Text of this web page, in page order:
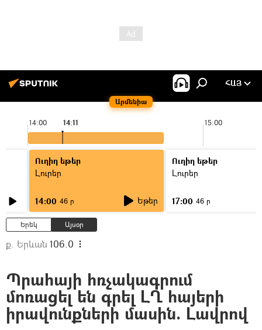
Արմենիա
ՀԱՅ
14:00 15:00
14:11
Ուղիղ եթեր
Լուրեր
14:00 46 ր Եթեր
Ուղիղ եթեր
Լուրեր
17:00 46 ր
Երեկ Այսօր
ք. Երևան 106.0
Պրահայի հռչակագրում
մոռացել են գրել ԼՂ հայերի
իրավունքների մասին. Լավրով